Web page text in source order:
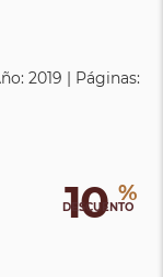
2019 | Páginas:
10 %
DESCUENTO